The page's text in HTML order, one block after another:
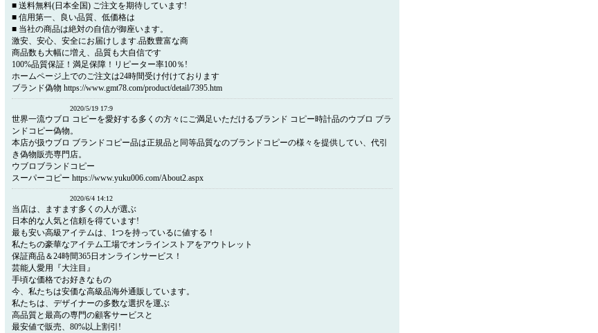
■ 送料無料(日本全国) ご注文を期待しています!
■ 信用第一、良い品質、低価格は
■ 当社の商品は絶対の自信が御座います。
激安、安心、安全にお届けします.品数豊富な商
商品数も大幅に増え、品質も大自信です
100%品質保証！満足保障！リピーター率100％!
ホームページ上でのご注文は24時間受け付けております
ブランド偽物 https://www.gmt78.com/product/detail/7395.htm
2020/5/19 17:9
世界一流ウブロ コピーを愛好する多くの方々にご満足いただけるブランド コピー時計品のウブロ ブラ
ンドコピー偽物。
本店が扱ウブロ ブランドコピー品は正規品と同等品質なのブランドコピーの様々を提供してい、代引
き偽物販売専門店。
ウブロブランドコピー
スーパーコピー https://www.yuku006.com/About2.aspx
2020/6/4 14:12
当店は、ますます多くの人が選ぶ
日本的な人気と信頼を得ています!
最も安い高級アイテムは、1つを持っているに値する！
私たちの豪華なアイテム工場でオンラインストアをアウトレット
保証商品＆24時間365日オンラインサービス！
芸能人愛用『大注目』
手頃な価格でお好きなもの
今、私たちは安価な高級品海外通販しています。
私たちは、デザイナーの多数な選択を運ぶ
高品質と最高の専門の顧客サービスと
最安値で販売、80%以上割引!